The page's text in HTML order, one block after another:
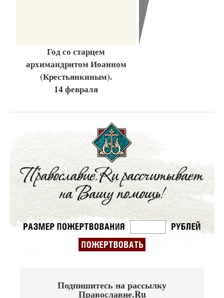
Год со старцем
архимандритом Иоанном
(Крестьянкиным).
14 февраля
Подпишитесь на рассылку
Православие.Ru